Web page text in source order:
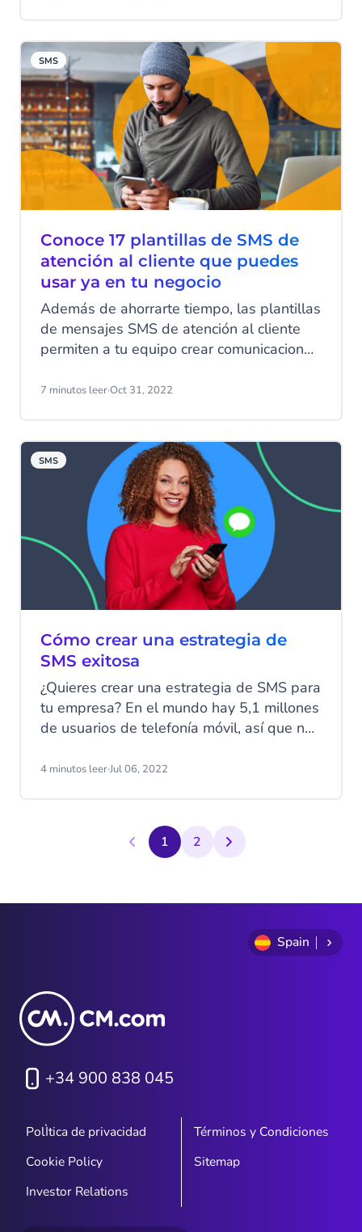
de decisiones y ofrecen información para
fundamentar las decisiones de compra.
SMS
Conoce 17 plantillas de SMS de
atención al cliente que puedes
usar ya en tu negocio
Además de ahorrarte tiempo, las plantillas
de mensajes SMS de atención al cliente
permiten a tu equipo crear comunicaciones
solo unos clics. En este artículo te dejamos
puedes usar para proporcionarles a tus
clientes la información que necesitan de
manera rápida.
7 minutos leer·Oct 31, 2022
SMS
Cómo crear una estrategia de
SMS exitosa
¿Quieres crear una estrategia de SMS para
tu empresa? En el mundo hay 5,1 millones
de usuarios de telefonía móvil, así que no
67 % de la población mundial, que está a
4 minutos leer·Jul 06, 2022
1 2
Spain
+34 900 838 045
PolÌtica de privacidad
Términos y Condiciones
Cookie Policy
Sitemap
Investor Relations